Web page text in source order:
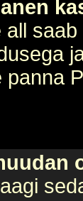
all
panna